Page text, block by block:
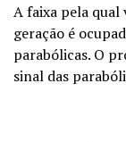
A faixa pela
geração é
parabólicas. O
sinal das